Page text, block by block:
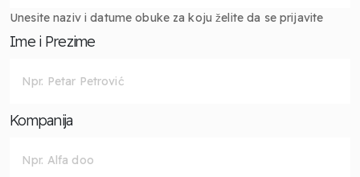
Unesite naziv i datume obuke za koju želite da se prijavite
Ime i Prezime
Kompanija